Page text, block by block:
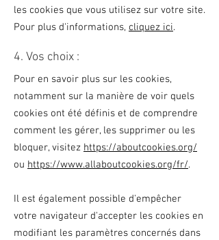
les cookies que vous utilisez sur votre site.
Pour plus d'informations, cliquez ici.
4. Vos choix :
Pour en savoir plus sur les cookies,
notamment sur la manière de voir quels
cookies ont été définis et de comprendre
comment les gérer, les supprimer ou les
bloquer, visitez https://aboutcookies.org/
ou https://www.allaboutcookies.org/fr/.
Il est également possible d'empêcher
votre navigateur d'accepter les cookies en
modifiant les paramètres concernés dans